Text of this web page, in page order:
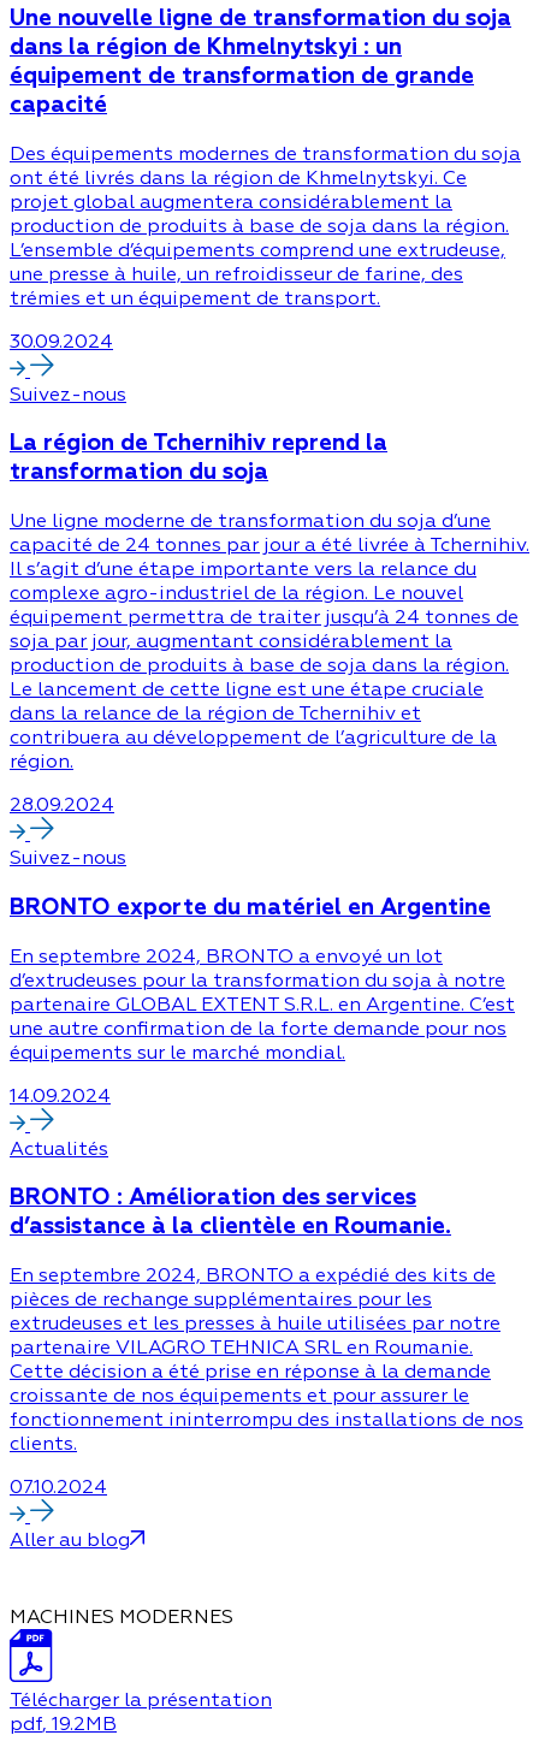
Une nouvelle ligne de transformation du soja
dans la région de Khmelnytskyi : un
équipement de transformation de grande
capacité
Des équipements modernes de transformation du soja
ont été livrés dans la région de Khmelnytskyi. Ce
projet global augmentera considérablement la
production de produits à base de soja dans la région.
L’ensemble d’équipements comprend une extrudeuse,
une presse à huile, un refroidisseur de farine, des
trémies et un équipement de transport.
30.09.2024
Suivez-nous
La région de Tchernihiv reprend la
transformation du soja
Une ligne moderne de transformation du soja d’une
capacité de 24 tonnes par jour a été livrée à Tchernihiv.
Il s’agit d’une étape importante vers la relance du
complexe agro-industriel de la région. Le nouvel
équipement permettra de traiter jusqu’à 24 tonnes de
soja par jour, augmentant considérablement la
production de produits à base de soja dans la région.
Le lancement de cette ligne est une étape cruciale
dans la relance de la région de Tchernihiv et
contribuera au développement de l’agriculture de la
région.
28.09.2024
Suivez-nous
BRONTO exporte du matériel en Argentine
En septembre 2024, BRONTO a envoyé un lot
d’extrudeuses pour la transformation du soja à notre
partenaire GLOBAL EXTENT S.R.L. en Argentine. C’est
une autre confirmation de la forte demande pour nos
équipements sur le marché mondial.
14.09.2024
Actualités
BRONTO : Amélioration des services
d’assistance à la clientèle en Roumanie.
En septembre 2024, BRONTO a expédié des kits de
pièces de rechange supplémentaires pour les
extrudeuses et les presses à huile utilisées par notre
partenaire VILAGRO TEHNICA SRL en Roumanie.
Cette décision a été prise en réponse à la demande
croissante de nos équipements et pour assurer le
fonctionnement ininterrompu des installations de nos
clients.
07.10.2024
Aller au blog
MACHINES MODERNES
Télécharger la présentation
pdf, 19.2MB